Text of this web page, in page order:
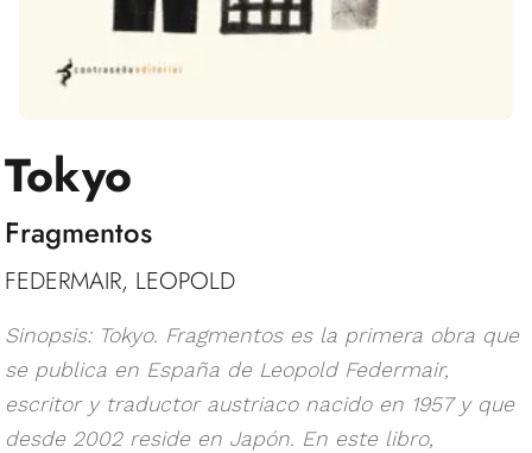
Tokyo
Fragmentos
FEDERMAIR, LEOPOLD
Sinopsis: Tokyo. Fragmentos es la primera obra que
se publica en España de Leopold Federmair,
escritor y traductor austriaco nacido en 1957 y que
desde 2002 reside en Japón. En este libro,